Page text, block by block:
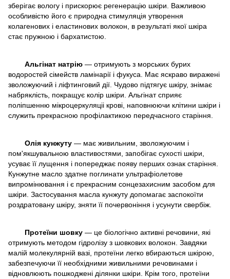
зберігає вологу і прискорює регенерацію шкіри. Важливою
особливістю його є природна стимуляція утворення
колагенових і еластинових волокон, в результаті якої шкіра
стає пружною і бархатистою.
Альгінат натрію — отримують з морських бурих
водоростей сімейств ламінарії і фукуса. Має яскраво виражені
зволожуючий і ліфтинговий дії. Чудово підтягує шкіру, знімає
набряклість, покращує колір шкіри. Альгінат сприяє
поліпшенню мікроцеркуляціі крові, наповнюючи клітини шкіри і
служить прекрасною профілактикою передчасного старіння.
Олія кунжуту — має живильним, зволожуючим і
пом'якшувальною властивостями, запобігає сухості шкіри,
усуває її лущення і попереджає появу перших ознак старіння.
Кунжутне масло здатне поглинати ультрафіолетове
випромінювання і є прекрасним сонцезахисним засобом для
шкіри. Застосування масла кунжуту допомагає заспокоїти
роздратовану шкіру, зняти її почервоніння і усунути свербіж.
Протеїни шовку — це біологічно активні речовини, які
отримують методом гідролізу з шовкових волокон. Завдяки
малій молекулярній вазі, протеїни легко вбираються шкірою,
забезпечуючи її необхідними живильними речовинами і
відновлюють пошкоджені ділянки шкіри. Крім того, протеїни